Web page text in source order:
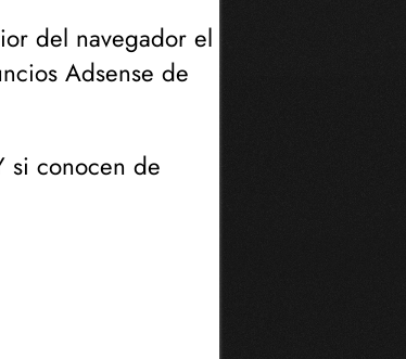
del navegador el
Adsense de
si conocen de